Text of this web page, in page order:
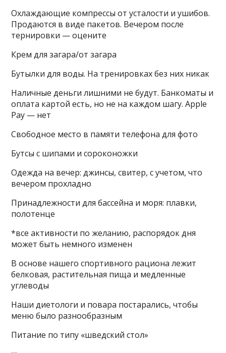
Охлаждающие компрессы от усталости и ушибов.
Продаются в виде пакетов. Вечером после
тернировки — оцените
Крем для загара/от загара
Бутылки для воды. На тренировках без них никак
Наличные деньги лишними не будут. Банкоматы и
оплата картой есть, но не на каждом шагу. Apple
Pay — нет
Свободное место в памяти телефона для фото
Бутсы с шипами и сороконожки
Одежда на вечер: джинсы, свитер, с учетом, что
вечером прохладно
Принадлежности для бассейна и моря: плавки,
полотенце
*все активности по желанию, распорядок дня
может быть немного изменен
В основе нашего спортивного рациона лежит
белковая, растительная пища и медленные
углеводы
Наши диетологи и повара постарались, чтобы
меню было разнообразным
Питание по типу «шведский стол»